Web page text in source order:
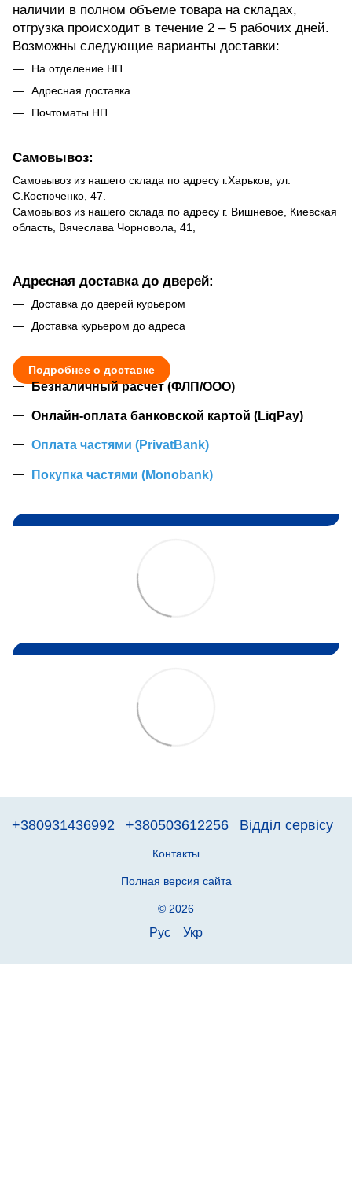
наличии в полном объеме товара на складах,
отгрузка происходит в течение 2 – 5 рабочих дней.
Возможны следующие варианты доставки:
На отделение НП
Адресная доставка
Почтоматы НП
Самовывоз:
Самовывоз из нашего склада по адресу г.Харьков, ул.
С.Костюченко, 47.
Самовывоз из нашего склада по адресу г. Вишневое, Киевская
область, Вячеслава Чорновола, 41,
Адресная доставка до дверей:
Доставка до дверей курьером
Доставка курьером до адреса
Подробнее о доставке
Безналичный расчет (ФЛП/ООО)
Онлайн-оплата банковской картой (LiqPay)
Оплата частями (PrivatBank)
Покупка частями (Monobank)
+380931436992 +380503612256 Відділ сервісу
Контакты
Полная версия сайта
© 2026
Рус Укр